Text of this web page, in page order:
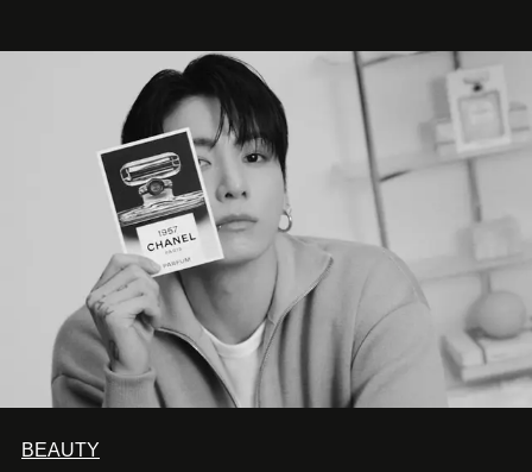
BEAUTY